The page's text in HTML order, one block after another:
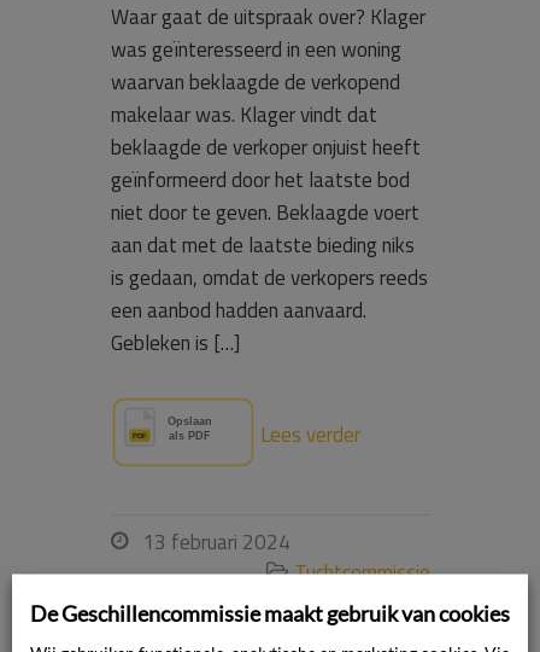
Waar gaat de uitspraak over? Klager
was geïnteresseerd in een woning
waarvan beklaagde de verkopend
makelaar was. Klager vindt dat
beklaagde de verkoper onjuist heeft
geïnformeerd door het laatste bod
niet door te geven. Beklaagde voert
aan dat met de laatste bieding niks
is gedaan, omdat de verkopers reeds
een aanbod hadden aanvaard.
Gebleken is […]
Lees verder
 13 februari 2024
 Tuchtcommissie
Vastgoedprofessionals
De Geschillencommissie maakt gebruik van cookies